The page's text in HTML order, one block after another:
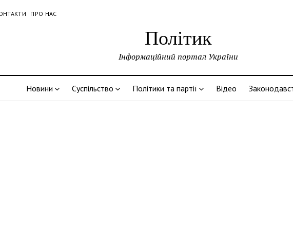
ПРО НАС
Політик
Інформаційний портал України
Новини Суспільство Політики та партії Відео